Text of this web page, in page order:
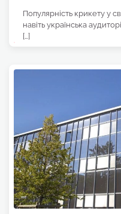
Популярність крикету у
навіть українська
[…]